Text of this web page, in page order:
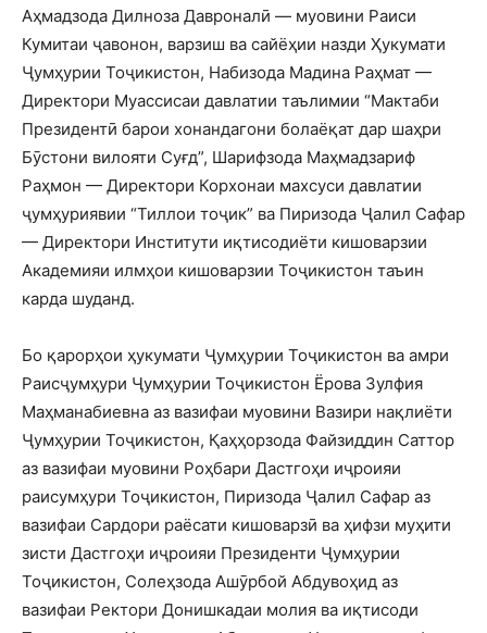
Аҳмадзода Дилноза Давроналӣ — муовини Раиси
Кумитаи ҷавонон, варзиш ва сайёҳии назди Ҳукумати
Ҷумҳурии Тоҷикистон, Набизода Мадина Раҳмат —
Директори Муассисаи давлатии таълимии “Мактаби
Президентӣ барои хонандагони болаёқат дар шаҳри
Бӯстони вилояти Суғд”, Шарифзода Маҳмадзариф
Раҳмон — Директори Корхонаи махсуси давлатии
ҷумҳуриявии “Тиллои тоҷик” ва Пиризода Ҷалил Сафар
— Директори Институти иқтисодиёти кишоварзии
Академияи илмҳои кишоварзии Тоҷикистон таъин
карда шуданд.
Бо қарорҳои ҳукумати Ҷумҳурии Тоҷикистон ва амри
Раисҷумҳури Ҷумҳурии Тоҷикистон Ёрова Зулфия
Маҳманабиевна аз вазифаи муовини Вазири нақлиёти
Ҷумҳурии Тоҷикистон, Қаҳҳорзода Файзиддин Саттор
аз вазифаи муовини Роҳбари Дастгоҳи иҷроияи
раисумҳури Тоҷикистон, Пиризода Ҷалил Сафар аз
вазифаи Сардори раёсати кишоварзӣ ва ҳифзи муҳити
зисти Дастгоҳи иҷроияи Президенти Ҷумҳурии
Тоҷикистон, Солеҳзода Ашӯрбой Абдувоҳид аз
вазифаи Ректори Донишкадаи молия ва иқтисоди